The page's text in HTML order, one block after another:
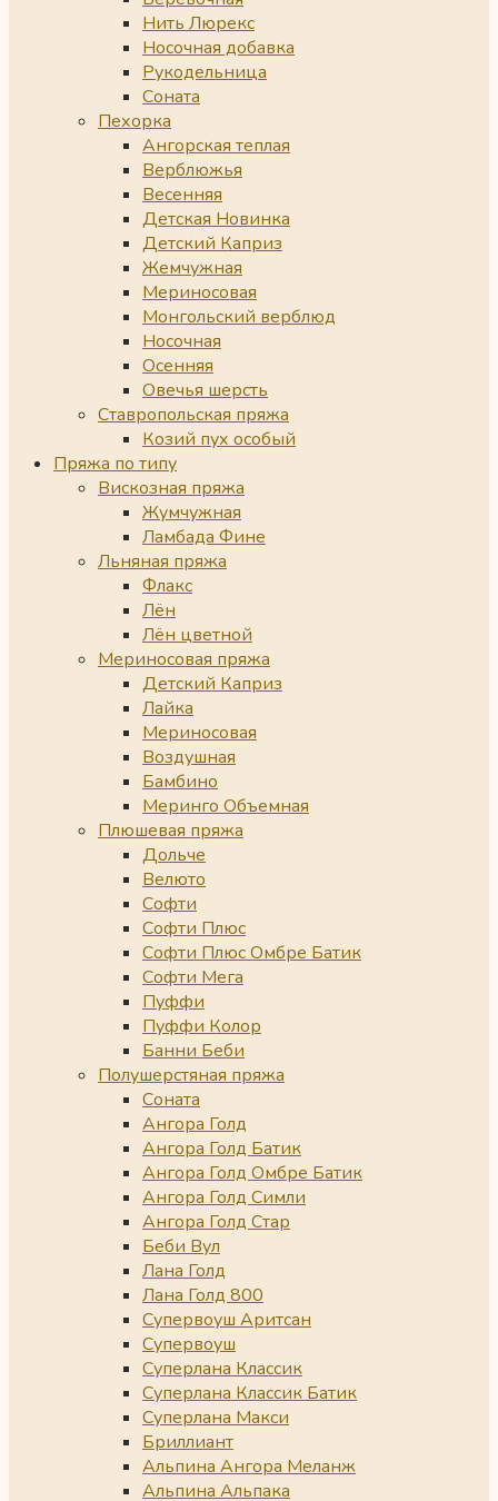
Нить Люрекс
Носочная добавка
Рукодельница
Соната
Пехорка
Ангорская теплая
Верблюжья
Весенняя
Детская Новинка
Детский Каприз
Жемчужная
Мериносовая
Монгольский верблюд
Носочная
Осенняя
Овечья шерсть
Ставропольская пряжа
Козий пух особый
Пряжа по типу
Вискозная пряжа
Жумчужная
Ламбада Фине
Льняная пряжа
Флакс
Лён
Лён цветной
Мериносовая пряжа
Детский Каприз
Лайка
Мериносовая
Воздушная
Бамбино
Меринго Объемная
Плюшевая пряжа
Дольче
Велюто
Софти
Софти Плюс
Софти Плюс Омбре Батик
Софти Мега
Пуффи
Пуффи Колор
Банни Беби
Полушерстяная пряжа
Соната
Ангора Голд
Ангора Голд Батик
Ангора Голд Омбре Батик
Ангора Голд Симли
Ангора Голд Стар
Беби Вул
Лана Голд
Лана Голд 800
Супервоуш Аритсан
Супервоуш
Суперлана Классик
Суперлана Классик Батик
Суперлана Макси
Бриллиант
Альпина Ангора Меланж
Альпина Альпака